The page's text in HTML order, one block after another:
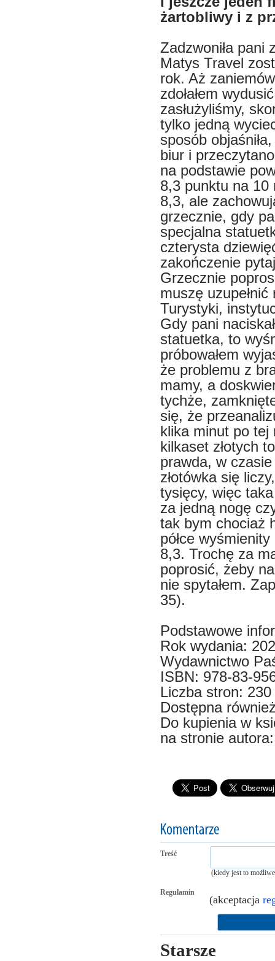
żartobliwy i z
Zadzwoniła pani
Matys Travel
rok. Aż
zdołałem
zasłużyliśmy,
tylko jedną
sposób
biur i
na podstawie
8,3 punktu na 10
8,3, ale
grzecznie, gdy
specjalna
czterysta
zakończenie
Grzecznie
muszę
Turystyki,
Gdy pani
statuetka, to
próbowałem
że problemu z
mamy, a
tychże,
się, że
klika minut po
kilkaset złotych
prawda, w
złotówka się
tysięcy, więc
za jedną nogę
tak bym chociaż
półce
8,3. Trochę za
poprosić, żeby
nie spytałem.
35).
Podstawowe
Rok wydania:
Wydawnictwo
ISBN: 978-83-
Liczba stron: 230
Dostępna
Do kupienia w
na stronie
Treść
(kiedy jest to
Regulamin
(akceptacja
Starsze